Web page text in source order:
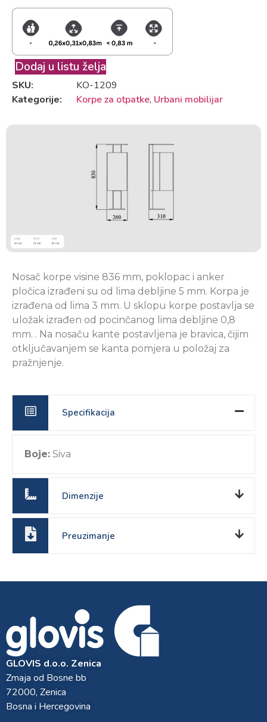
Dodaj u listu želja
SKU:
KO-1209
Kategorije:
Korpe za otpatke, Urbani mobilijar
Nosač korpe visine 836 mm, poklopac i anker
pločica izrađeni su od lima debljine 5 mm. Korpa je
izrađena od lima 3 mm. U sklopu korpe postavlja se
uložak izrađen od pocinčanog lima debljine 0,8
mm. . Na nosaču kante postavljena je bravica, čijim
otključavanjem se kanta pomjera u položaj za
pražnjenje.
Specifikacija
Boje: Siva
Dimenzije
Preuzimanje
GLOVIS d.o.o. Zenica
Zmaja od Bosne bb
72000, Zenica
Bosna i Hercegovina